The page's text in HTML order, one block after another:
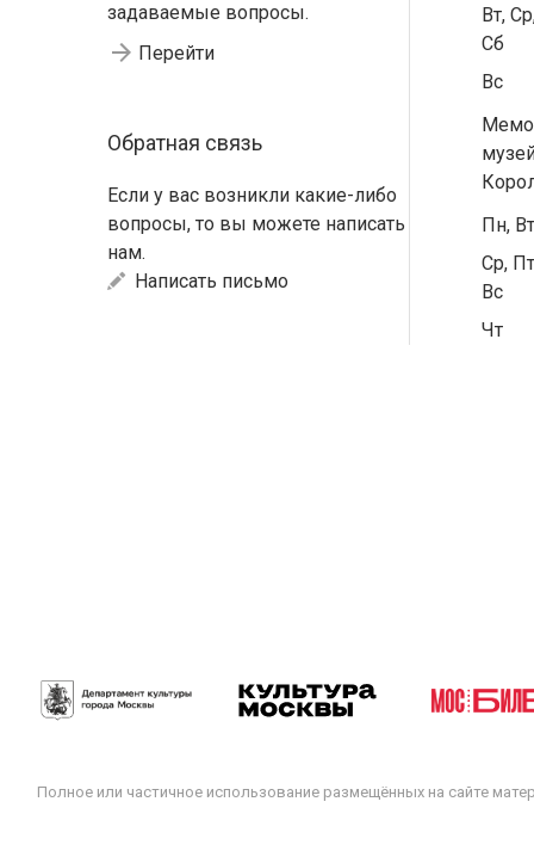
задаваемые вопросы.
Перейти
Обратная связь
Если у вас возникли какие-либо
вопросы, то вы можете написать
нам.
Написать письмо
Вт,
Сб
Вс
Пн,
Ср,
Вс
Чт
Полное или частичное использование размещённых на сайте